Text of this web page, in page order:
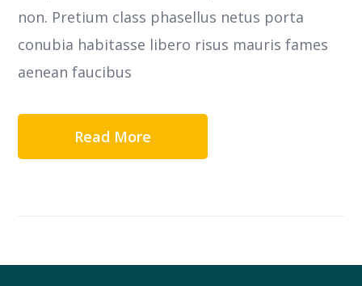
non. Pretium class phasellus netus porta
conubia habitasse libero risus mauris fames
aenean faucibus
Read More